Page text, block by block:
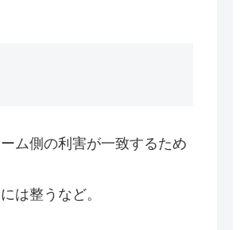
ム側の利害が一致するため
は整うなど。